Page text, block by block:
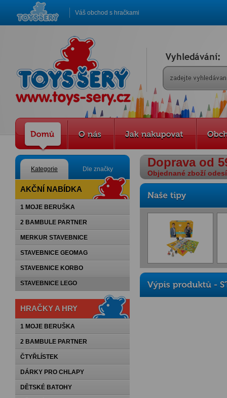
Váš obchod s hračkami
Kategorie Dle značky
AKČNÍ NABÍDKA
1 MOJE BERUŠKA
2 BAMBULE PARTNER
MERKUR STAVEBNICE
STAVEBNICE GEOMAG
STAVEBNICE KORBO
STAVEBNICE LEGO
HRAČKY A HRY
1 MOJE BERUŠKA
2 BAMBULE PARTNER
ČTYŘLÍSTEK
DÁRKY PRO CHLAPY
DĚTSKÉ BATOHY
Doprava od
Objednané zboží